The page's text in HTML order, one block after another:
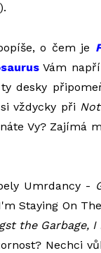
o čem je
Vám
desky
vždycky při
Vy? Zajímá
Umrdancy -
Staying On
the Garbage,
Nechci